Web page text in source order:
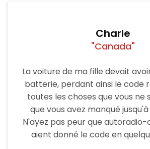
Charle
"Canada"
La voiture de ma fille devait
batterie, perdant ainsi le code
toutes les choses que vous ne
que vous avez manqué
N'ayez pas peur que autoradio-
aient donné le code en